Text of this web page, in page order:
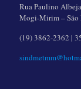
Rua Paulino
Mogi-Mirim – São
(19) 3862-2362 |